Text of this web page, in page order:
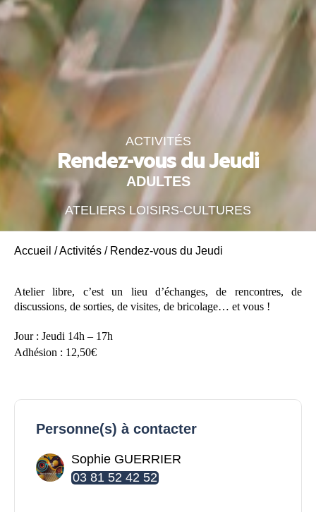
ACTIVITÉS
Rendez-vous du Jeudi
ADULTES
ATELIERS LOISIRS-CULTURES
Accueil /Activités / Rendez-vous du Jeudi
Atelier libre, c’est un lieu d’échanges, de rencontres, de
discussions, de sorties, de visites, de bricolage… et vous !
Jour : Jeudi 14h – 17h
Adhésion : 12,50€
Personne(s) à contacter
Sophie GUERRIER
03 81 52 42 52